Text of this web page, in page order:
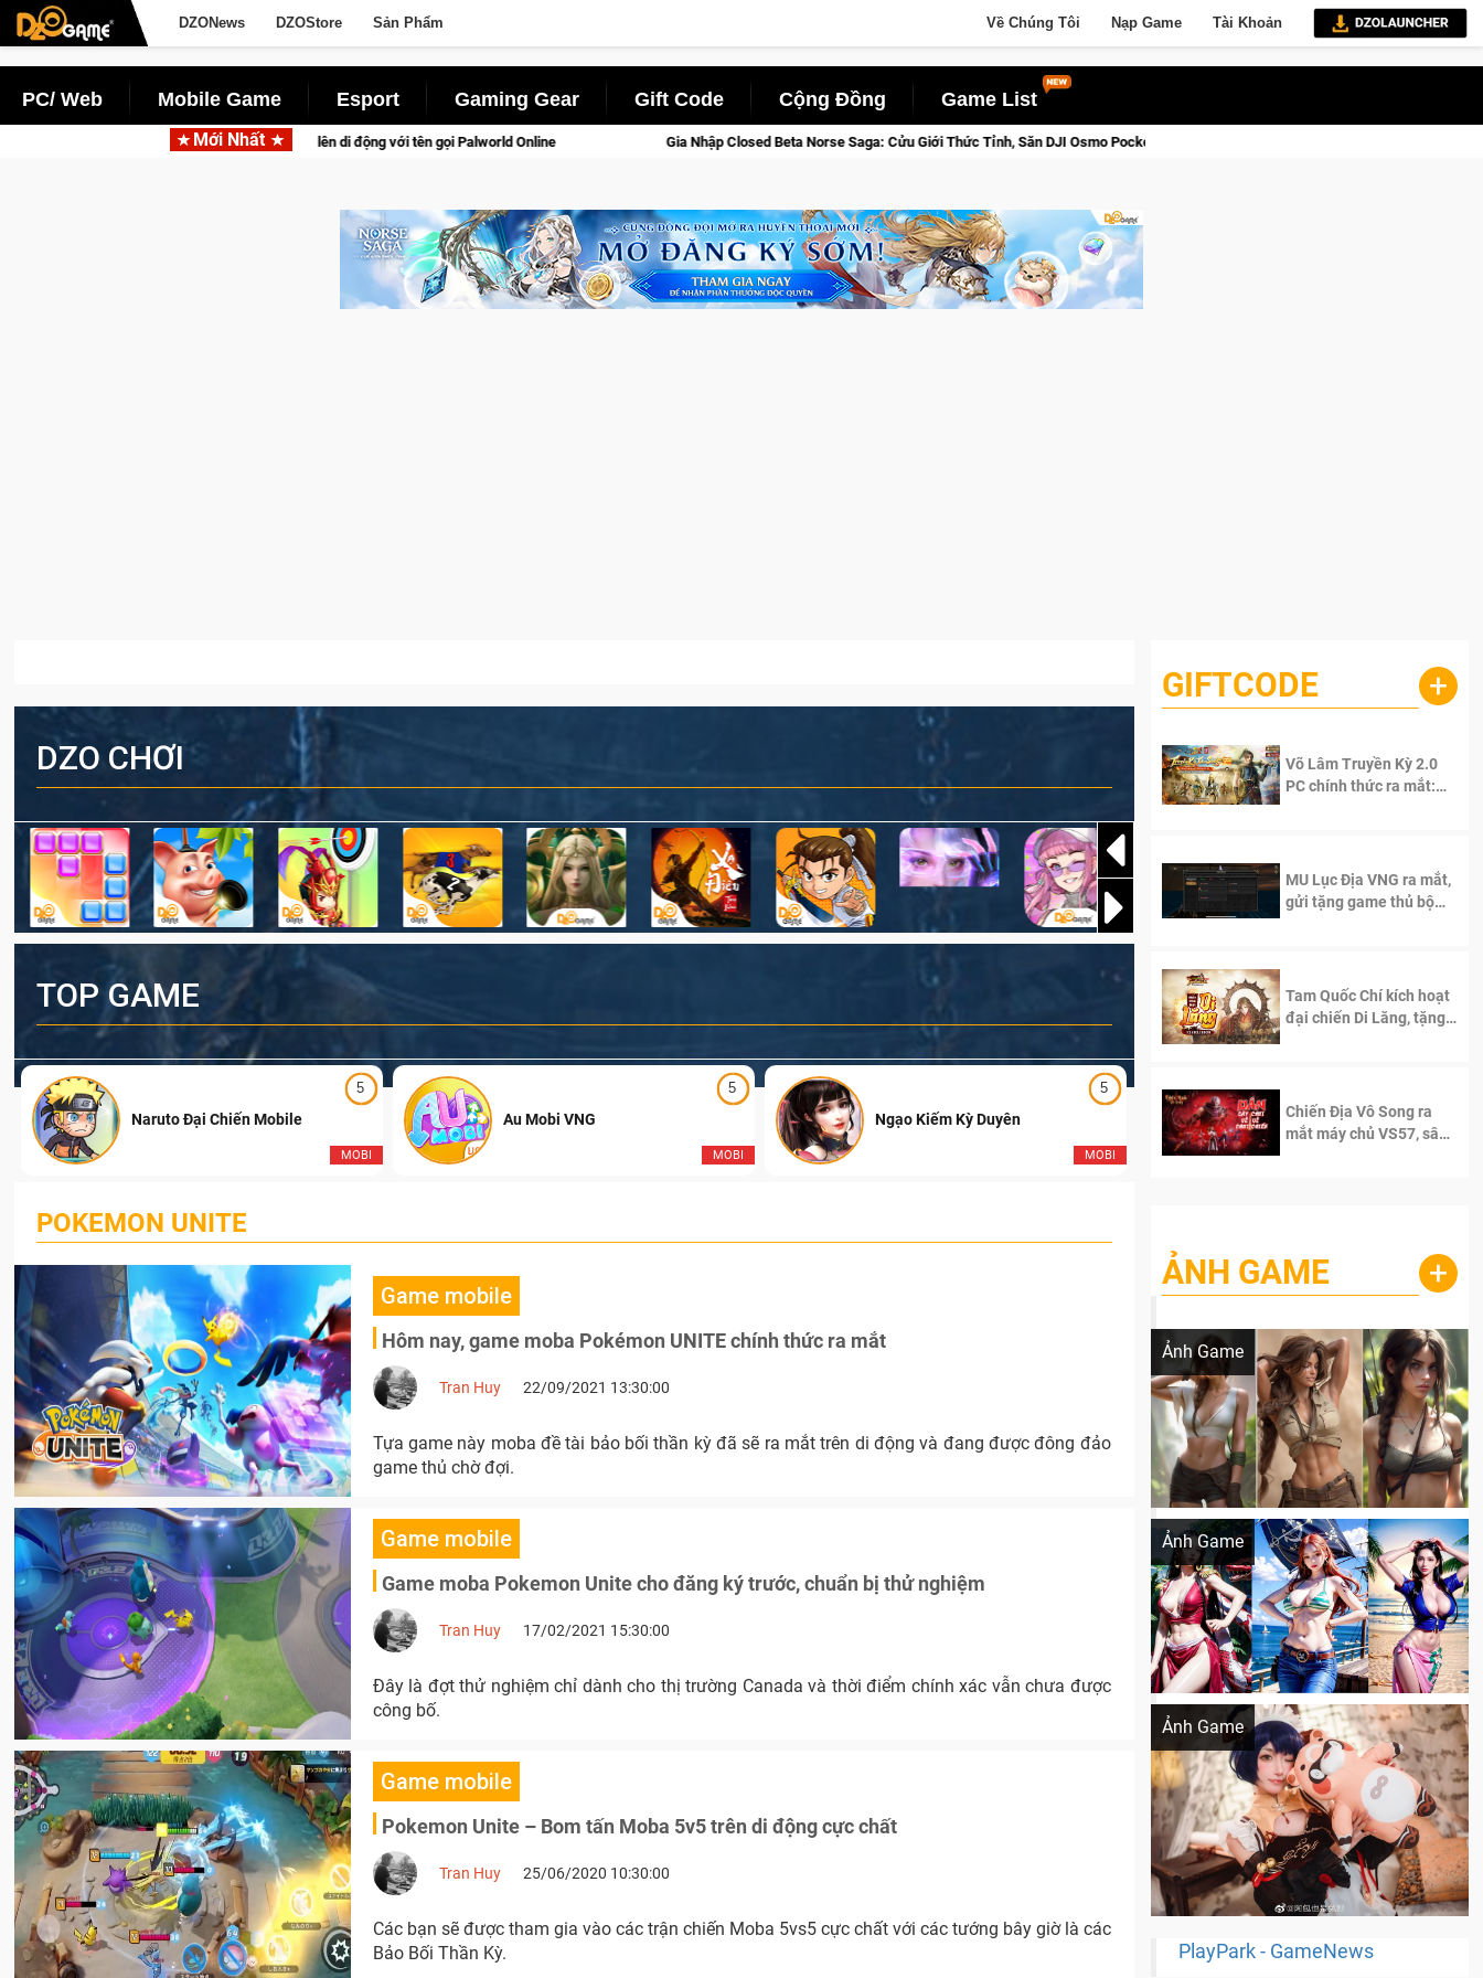
DZONews DZOStore Sản Phẩm Về Chúng Tôi Nạp Game Tài Khoản
PC/ Web Mobile Game Esport Gaming Gear Gift Code Cộng Đồng Game List
Mới Nhất
tấn săn thú sinh tồn lên di động với tên gọi Palworld Online Gia Nhập Closed Beta Norse Saga: Cửu Giới Thức Tỉnh, Săn DJI Osmo Pocket 3 Ngay Hôm Nay
DZO CHƠI
TOP GAME
5
MOBI
Naruto Đại Chiến Mobile
5
MOBI
Au Mobi VNG
5
MOBI
Ngạo Kiếm Kỳ Duyên Ngạo Thiên Mobile
POKEMON UNITE
Game mobile
Hôm nay, game moba Pokémon UNITE chính thức ra mắt
Tran Huy 22/09/2021 13:30:00
Tựa game này moba đề tài bảo bối thần kỳ đã sẽ ra mắt trên di động và đang được đông đảo
game thủ chờ đợi.
Game mobile
Game moba Pokemon Unite cho đăng ký trước, chuẩn bị thử nghiệm
Tran Huy 17/02/2021 15:30:00
Đây là đợt thử nghiệm chỉ dành cho thị trường Canada và thời điểm chính xác vẫn chưa được
công bố.
Game mobile
Pokemon Unite – Bom tấn Moba 5v5 trên di động cực chất
Tran Huy 25/06/2020 10:30:00
Các bạn sẽ được tham gia vào các trận chiến Moba 5vs5 cực chất với các tướng bây giờ là các
Bảo Bối Thần Kỳ.
GIFTCODE +
Võ Lâm Truyền Kỳ 2.0
PC chính thức ra mắt:
MU Lục Địa VNG ra mắt,
gửi tặng game thủ bộ
Tam Quốc Chí kích hoạt
đại chiến Di Lăng, tặng
Chiến Địa Vô Song ra
mắt máy chủ VS57, sân
ẢNH GAME +
Ảnh Game
Lala Croft vừa nóng vừa xinh dưới nét vẽ
Ảnh Game
Khi AI Cosplay gái đẹp One Piece
Ảnh Game
Cosplay Xiangling siêu cute
PlayPark - GameNews